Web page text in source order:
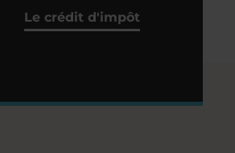
Le crédit d'impôt